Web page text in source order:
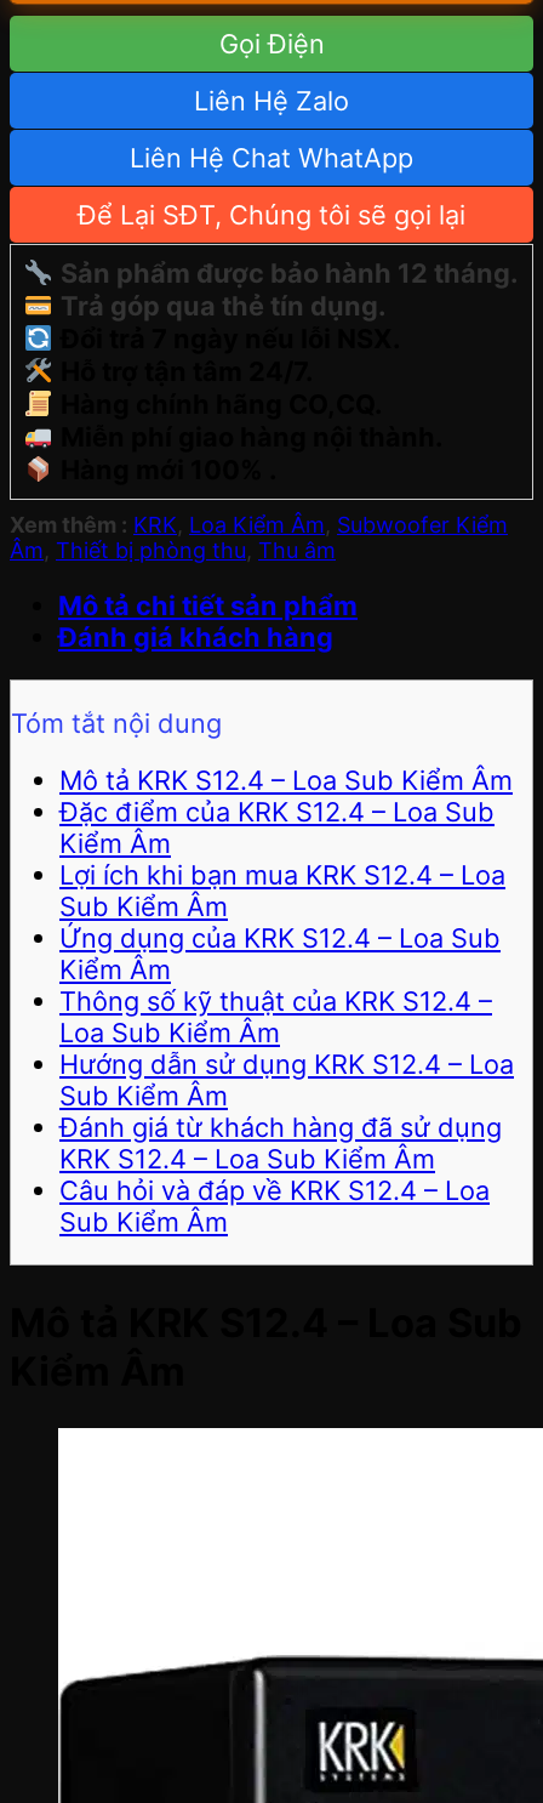
Gọi Điện
Liên Hệ Zalo
Liên Hệ Chat WhatApp
Để Lại SĐT, Chúng tôi sẽ gọi lại
Sản phẩm được bảo hành 12 tháng.
Trả góp qua thẻ tín dụng.
Xem thêm : KRK, Loa Kiểm Âm, Subwoofer Kiểm
Âm, Thiết bị phòng thu, Thu âm
Mô tả chi tiết sản phẩm
Đánh giá khách hàng
Tóm tắt nội dung
Mô tả KRK S12.4 – Loa Sub Kiểm Âm
Đặc điểm của KRK S12.4 – Loa Sub
Kiểm Âm
Lợi ích khi bạn mua KRK S12.4 – Loa
Sub Kiểm Âm
Ứng dụng của KRK S12.4 – Loa Sub
Kiểm Âm
Thông số kỹ thuật của KRK S12.4 –
Loa Sub Kiểm Âm
Hướng dẫn sử dụng KRK S12.4 – Loa
Sub Kiểm Âm
Đánh giá từ khách hàng đã sử dụng
KRK S12.4 – Loa Sub Kiểm Âm
Câu hỏi và đáp về KRK S12.4 – Loa
Sub Kiểm Âm